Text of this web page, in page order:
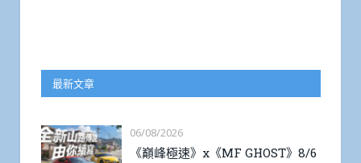
最新文章
06/08/2026
《巔峰極速》x《MF GHOST》8/6